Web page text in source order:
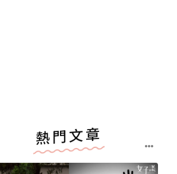
熱門文章